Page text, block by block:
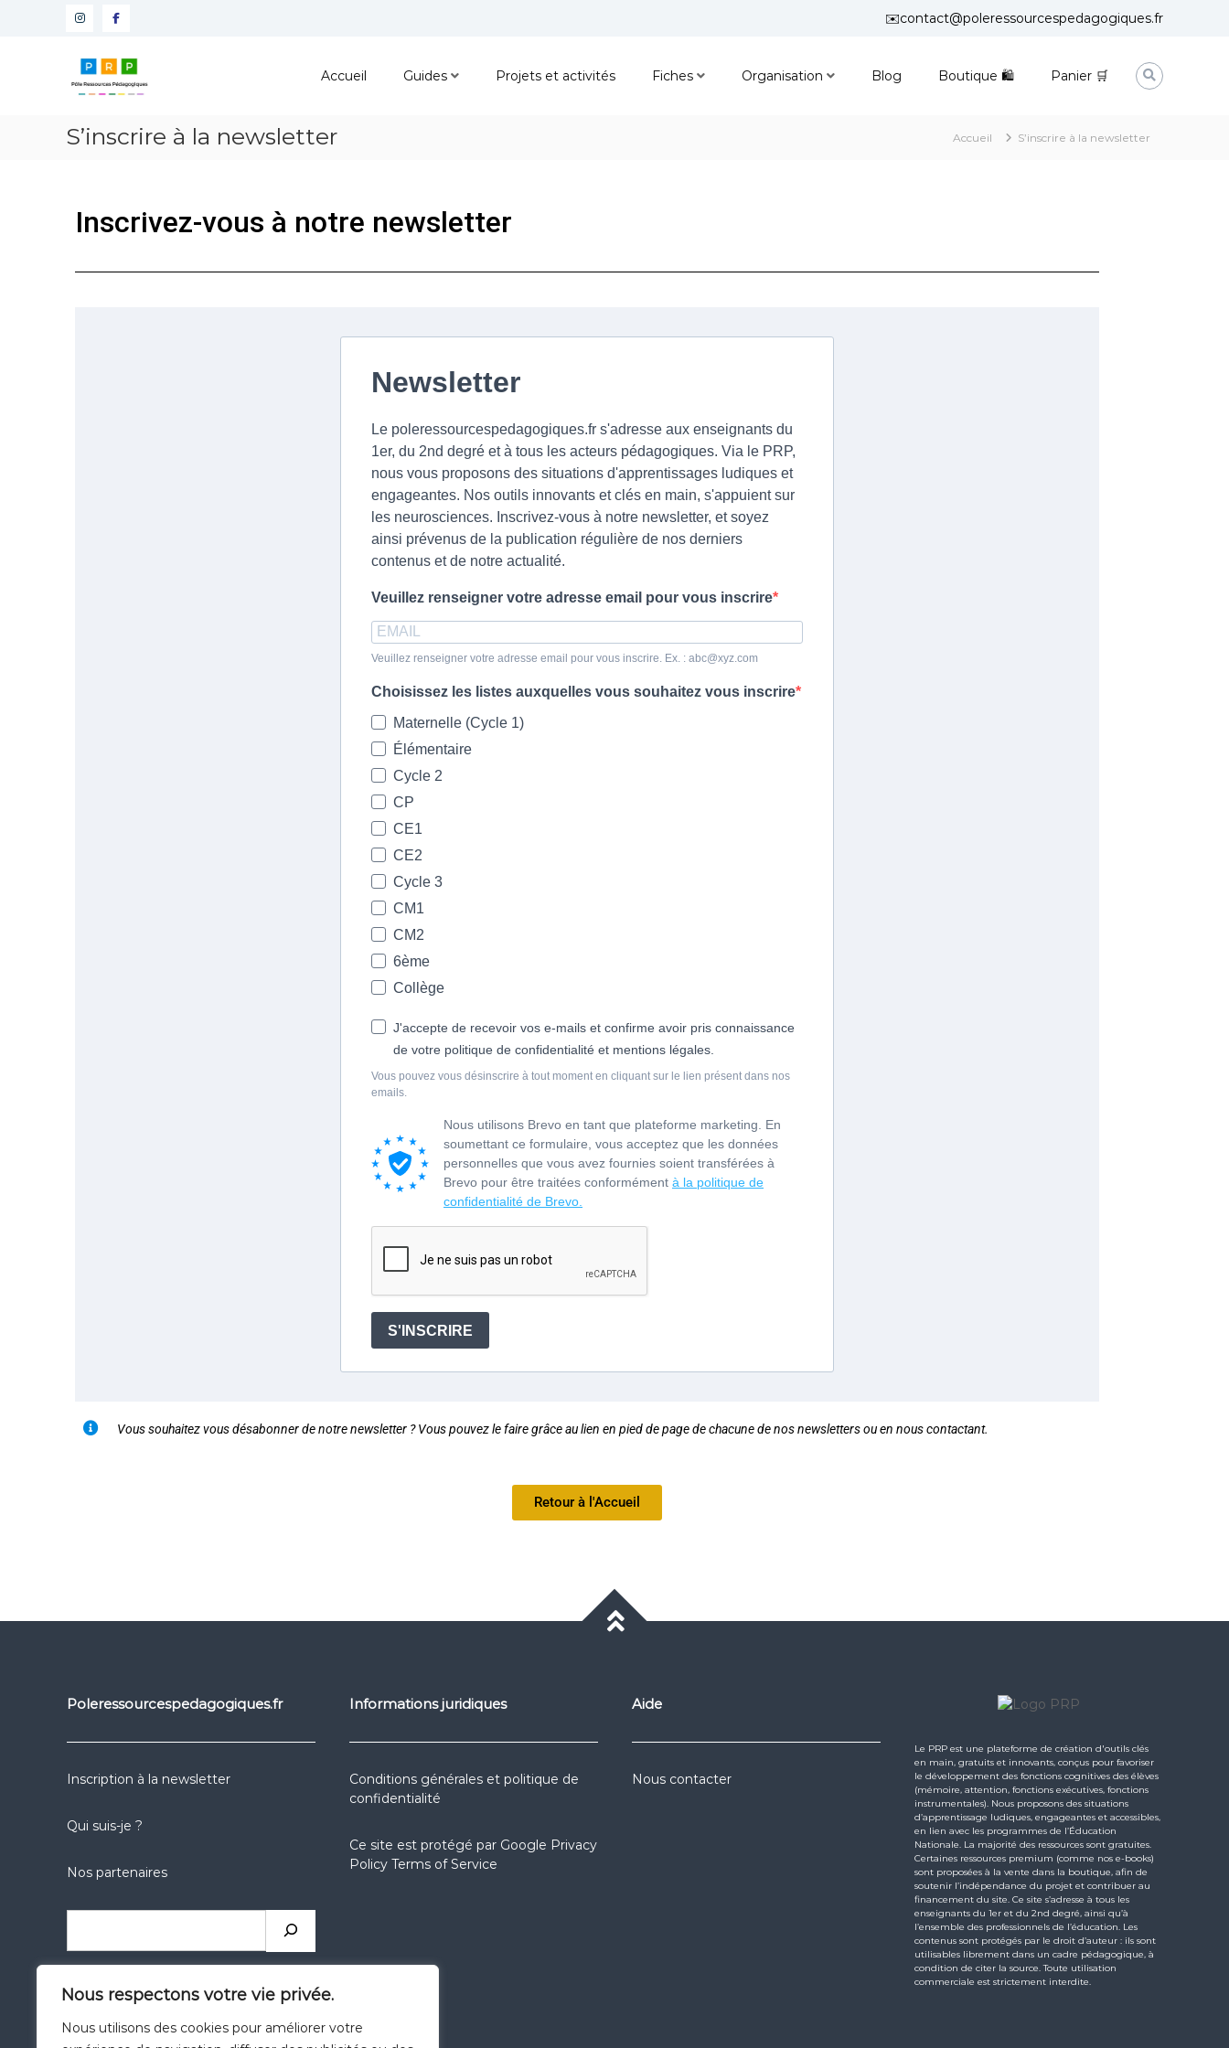
Nous respectons votre vie privée.
Nous utilisons des cookies pour améliorer votre
✉️contact@poleressourcespedagogiques.fr
Pôle
Ressources
Pédagogiques
les
vos
élèves
Accueil Guides Projets et activités Fiches Organisation Blog Boutique 🛍 Panier 🛒
S’inscrire à la newsletter Accueil S’inscrire à la newsletter
Inscrivez-vous à notre newsletter
Newsletter
Le poleressourcespedagogiques.fr s'adresse aux enseignants du
1er, du 2nd degré et à tous les acteurs pédagogiques. Via le PRP,
nous vous proposons des situations d'apprentissages ludiques et
engageantes. Nos outils innovants et clés en main, s'appuient sur
les neurosciences. Inscrivez-vous à notre newsletter, et soyez
ainsi prévenus de la publication régulière de nos derniers
contenus et de notre actualité.
Veuillez renseigner votre adresse email pour vous inscrire
Veuillez renseigner votre adresse email pour vous inscrire. Ex. : abc@xyz.com
Choisissez les listes auxquelles vous souhaitez vous inscrire
Maternelle (Cycle 1)
Élémentaire
Cycle 2
CP
CE1
CE2
Cycle 3
CM1
CM2
6ème
Collège
J'accepte de recevoir vos e-mails et confirme avoir pris connaissance
de votre politique de confidentialité et mentions légales.
Vous pouvez vous désinscrire à tout moment en cliquant sur le lien présent dans nos
emails.
Nous utilisons Brevo en tant que plateforme marketing. En
soumettant ce formulaire, vous acceptez que les données
personnelles que vous avez fournies soient transférées à
Brevo pour être traitées conformément à la politique de
confidentialité de Brevo.
S'INSCRIRE
Vous souhaitez vous désabonner de notre newsletter ? Vous pouvez le faire grâce au lien en pied de page de chacune de nos newsletters ou en nous contactant.
Retour à l'Accueil
Poleressourcespedagogiques.fr
Inscription à la newsletter
Qui suis-je ?
Nos partenaires
Informations juridiques
Conditions générales et politique de
confidentialité
Ce site est protégé par Google Privacy
Policy Terms of Service
Aide
Nous contacter
Le PRP est une plateforme de création d'outils clés
en main, gratuits et innovants, conçus pour favoriser
le développement des fonctions cognitives des élèves
(mémoire, attention, fonctions exécutives, fonctions
instrumentales). Nous proposons des situations
d’apprentissage ludiques, engageantes et accessibles,
en lien avec les programmes de l’Éducation
Nationale. La majorité des ressources sont gratuites.
Certaines ressources premium (comme nos e-books)
sont proposées à la vente dans la boutique, afin de
soutenir l’indépendance du projet et contribuer au
financement du site. Ce site s’adresse à tous les
enseignants du 1er et du 2nd degré, ainsi qu’à
l’ensemble des professionnels de l’éducation. Les
contenus sont protégés par le droit d’auteur : ils sont
utilisables librement dans un cadre pédagogique, à
condition de citer la source. Toute utilisation
commerciale est strictement interdite.